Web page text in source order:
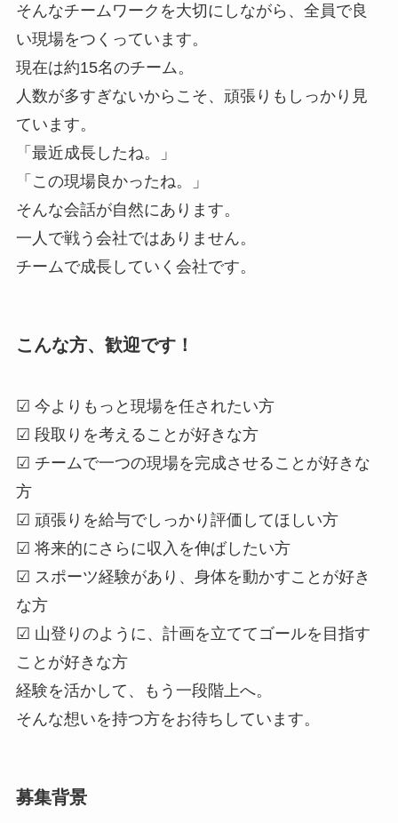
そんなチームワークを大切にしながら、全員で良
い現場をつくっています。
現在は約15名のチーム。
人数が多すぎないからこそ、頑張りもしっかり見
ています。
「最近成長したね。」
「この現場良かったね。」
そんな会話が自然にあります。
一人で戦う会社ではありません。
チームで成長していく会社です。
こんな方、歓迎です！
☑ 今よりもっと現場を任されたい方
☑ 段取りを考えることが好きな方
☑ チームで一つの現場を完成させることが好きな
方
☑ 頑張りを給与でしっかり評価してほしい方
☑ 将来的にさらに収入を伸ばしたい方
☑ スポーツ経験があり、身体を動かすことが好き
な方
☑ 山登りのように、計画を立ててゴールを目指す
ことが好きな方
経験を活かして、もう一段階上へ。
そんな想いを持つ方をお待ちしています。
募集背景